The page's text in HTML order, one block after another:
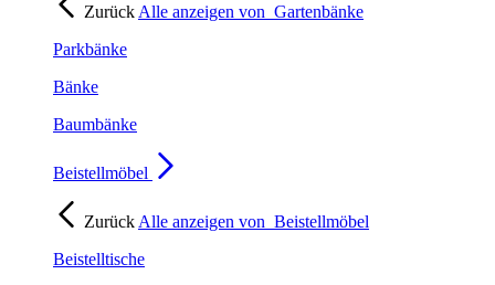
Zurück Alle anzeigen von Gartenbänke
Parkbänke
Bänke
Baumbänke
Beistellmöbel
Zurück Alle anzeigen von Beistellmöbel
Beistelltische